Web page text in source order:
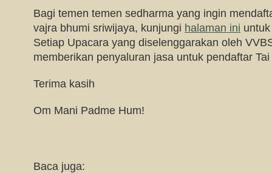
Bagi temen temen sedharma yang ingin
vajra bhumi sriwijaya, kunjungi halaman ini
Setiap Upacara yang diselenggarakan oleh
memberikan penyaluran jasa untuk pendaftar
Terima kasih
Om Mani Padme Hum!
Baca juga: